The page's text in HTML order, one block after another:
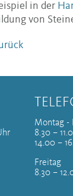
in der
von
Montag -
8.30 –
14.00 –
Freitag
8.30 –